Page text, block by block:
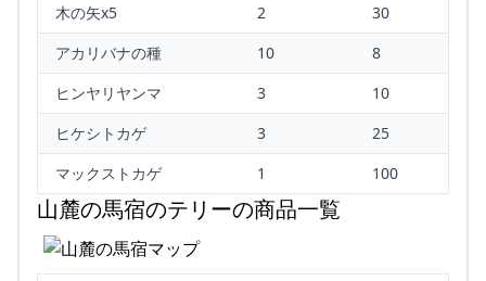
木の矢x5
2
30
アカリバナの種
10
8
ヒンヤリヤンマ
3
10
ヒケシトカゲ
3
25
マックストカゲ
1 100
山麓の馬宿のテリーの商品一覧